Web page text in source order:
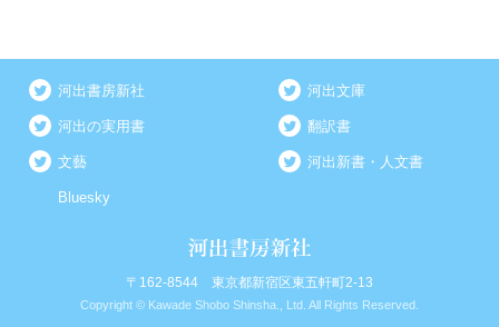
河出書房新社 河出文庫
河出の実用書 翻訳書
文藝 河出新書・人文書
Bluesky
〒162-8544 東京都新宿区東五軒町2-13
Copyright © Kawade Shobo Shinsha., Ltd. All Rights Reserved.